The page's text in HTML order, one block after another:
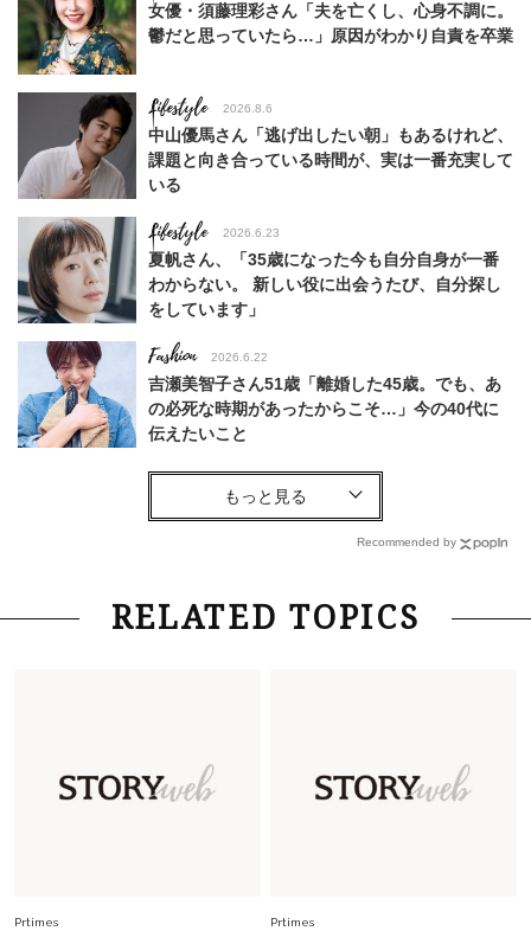
女優・須藤理彩さん「夫を亡くし、心身不調に。
鬱だと思っていたら…」原因がわかり自責を卒業
Lifestyle 2026.8.6
中山優馬さん「逃げ出したい朝」もあるけれど、
課題と向き合っている時間が、実は一番充実して
いる
Lifestyle 2026.6.23
夏帆さん、「35歳になった今も自分自身が一番
わからない。 新しい役に出会うたび、自分探し
をしています」
Fashion 2026.6.22
吉瀬美智子さん51歳「離婚した45歳。でも、あ
の必死な時期があったからこそ…」今の40代に
伝えたいこと
Fashion
【40代コンサバ派】白Tシャツは「パール×ゴー
Lifestyle 2026.7.29
「お若いですね」は褒め言葉？“若い＝美しい”と
慣！「金運アップ→トイレ、じゃあ底上げ運
は？」
Recommended by
RELATED TOPICS
Prtimes Prtimes